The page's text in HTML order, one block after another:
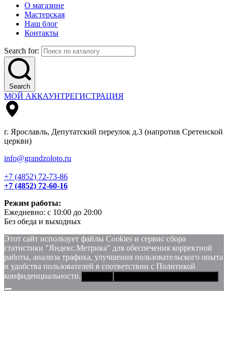
О магазине
Мастерская
Наш блог
Контакты
Search for:
Search
МОЙ АККАУНТРЕГИСТРАЦИЯ
г. Ярославль, Депутатский переулок д.3 (напротив Сретенской
церкви)
info@grandzoloto.ru
+7 (4852) 72-73-86
+7 (4852) 72-60-16
Режим работы:
Ежедневно: с 10:00 до 20:00
Без обеда и выходных
Этот сайт использует файлы Сookies и сервис сбора
статистики "Яндекс.Метрика" для обеспечения корректной
работы, анализа трафика, улучшения пользовательского опыта
и удобства пользователей в соответствии с Политикой
конфиденциальности.